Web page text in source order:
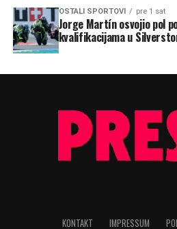
OSTALI SPORTOVI pre 1 sat
Jorge Martín osvojio pol
kvalifikacijama u
KONTAKT IMPRESSUM